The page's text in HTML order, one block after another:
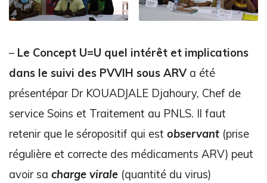
– Le Concept U=U quel intérêt et implications
dans le suivi des PVVIH sous ARV a été
présentépar Dr KOUADJALE Djahoury, Chef de
service Soins et Traitement au PNLS. Il faut
retenir que le séropositif qui est observant (prise
régulière et correcte des médicaments ARV) peut
avoir sa charge virale (quantité du virus)